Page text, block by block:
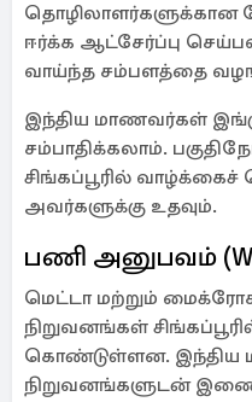
ஈர்க்க ஆட்சேர்ப்பு
வாய்ந்த சம்பளத்தை
இந்திய மாணவர்கள்
சம்பாதிக்கலாம்.
சிங்கப்பூரில்
அவர்களுக்கு உதவும்.
பணி அனுபவம்
மெட்டா மற்றும்
நிறுவனங்கள்
கொண்டுள்ளன. இந்திய
நிறுவனங்களுடன்